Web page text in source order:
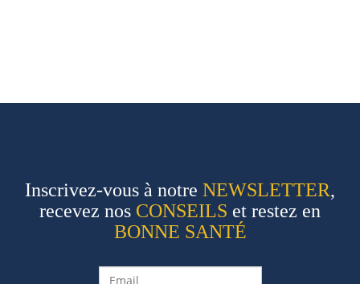
Inscrivez-vous à notre NEWSLETTER,
recevez nos CONSEILS et restez en
BONNE SANTÉ